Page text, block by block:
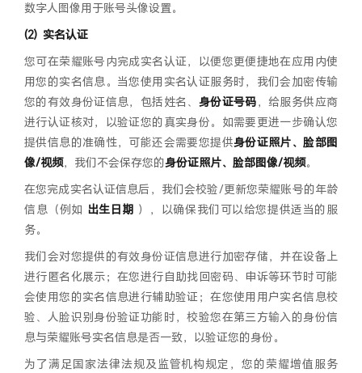
数字人图像用于账号头像设置。
实名认证
您可在荣耀账号内完成实名认证，以便您更便捷地在应用内使
用您的实名信息。当您使用实名认证服务时，我们会加密传输
您的有效身份证信息，包括姓名、 身份证号码，给服务供应商
进行认证核对，以验证您的真实身份。如需要更进一步确认您
提供信息的准确性，可能还会需要您提供身份证照片、脸部图
像/视频，我们不会保存您的身份证照片、脸部图像/视频。
在您完成实名认证信息后，我们会校验/更新您荣耀账号的年龄
信息（例如 出生日期 ），以确保我们可以给您提供适当的服
务。
我们会对您提供的有效身份证信息进行加密存储，并在设备上
进行匿名化展示；在您进行自助找回密码、申诉等环节时可能
会使用您的实名信息进行辅助验证；在您使用用户实名信息校
验、人脸识别身份验证功能时，校验您在第三方输入的身份信
息与荣耀账号实名信息是否一致，以验证您的身份。
为了满足国家法律法规及监管机构规定，您的荣耀增值服务